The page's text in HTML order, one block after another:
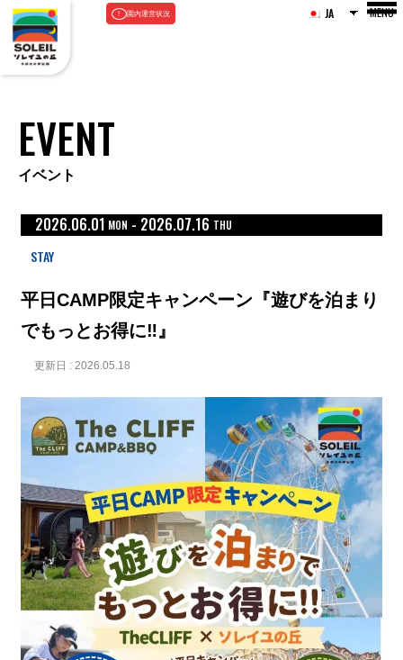
園内運営状況 JA MENU
EVENT
イベント
2026.06.01 MON - 2026.07.16 THU
STAY
平日CAMP限定キャンペーン『遊びを泊まり
でもっとお得に‼』
更新日 : 2026.05.18